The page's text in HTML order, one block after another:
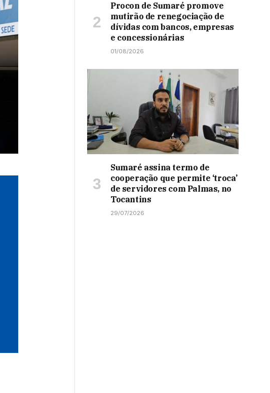
Procon de Sumaré promove
mutirão de renegociação de
dívidas com bancos, empresas
e concessionárias
01/08/2026
Sumaré assina termo de
cooperação que permite ‘troca’
de servidores com Palmas, no
Tocantins
29/07/2026